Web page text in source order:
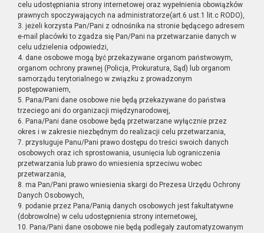
celu udostępniania strony internetowej oraz wypełnienia obowiązków
prawnych spoczywających na administratorze(art.6 ust.1 lit.c RODO),
3. jeżeli korzysta Pan/Pani z odnośnika na stronie będącego adresem
e-mail placówki to zgadza się Pan/Pani na przetwarzanie danych w
celu udzielenia odpowiedzi,
4. dane osobowe mogą być przekazywane organom państwowym,
organom ochrony prawnej (Policja, Prokuratura, Sąd) lub organom
samorządu terytorialnego w związku z prowadzonym
postępowaniem,
5. Pana/Pani dane osobowe nie będą przekazywane do państwa
trzeciego ani do organizacji międzynarodowej,
6. Pana/Pani dane osobowe będą przetwarzane wyłącznie przez
okres i w zakresie niezbędnym do realizacji celu przetwarzania,
7. przysługuje Panu/Pani prawo dostępu do treści swoich danych
osobowych oraz ich sprostowania, usunięcia lub ograniczenia
przetwarzania lub prawo do wniesienia sprzeciwu wobec
przetwarzania,
8. ma Pan/Pani prawo wniesienia skargi do Prezesa Urzędu Ochrony
Danych Osobowych,
9. podanie przez Pana/Panią danych osobowych jest fakultatywne
(dobrowolne) w celu udostępnienia strony internetowej,
10. Pana/Pani dane osobowe nie będą podlegały zautomatyzowanym